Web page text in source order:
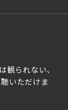
観られない、
いただけま